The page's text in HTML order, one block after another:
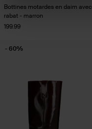
Bottines motardes en daim avec
rabat - marron
199.99
- 60%